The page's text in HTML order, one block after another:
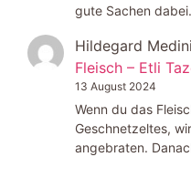
gute Sachen
Hildegard Medini
Fleisch – Etli
13 August 2024
Wenn du das
Geschnetzeltes,
angebraten.